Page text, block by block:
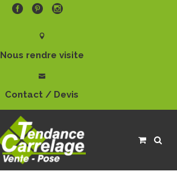
Nous rendre visite
Contact / Devis